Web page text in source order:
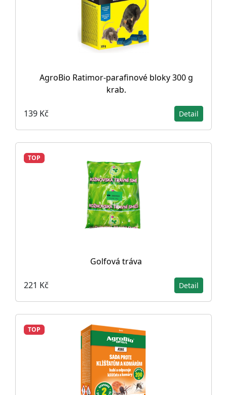
AgroBio Ratimor-parafinové bloky 300 g
krab.
139 Kč Detail
TOP
Golfová tráva
221 Kč Detail
TOP